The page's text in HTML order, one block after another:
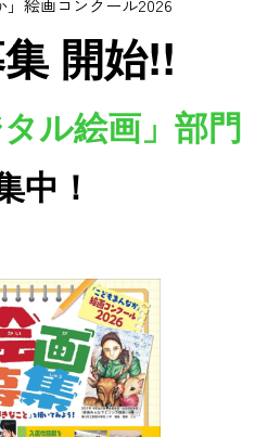
」絵画コンクール2026
開始!!
タル絵画」部門
中！